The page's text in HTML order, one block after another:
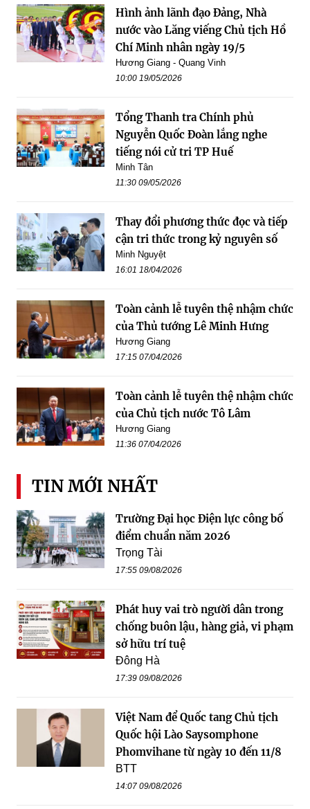
Hình ảnh lãnh đạo Đảng, Nhà
nước vào Lăng viếng Chủ tịch Hồ
Chí Minh nhân ngày 19/5
Hương Giang - Quang Vinh
10:00 19/05/2026
Tổng Thanh tra Chính phủ
Nguyễn Quốc Đoàn lắng nghe
tiếng nói cử tri TP Huế
Minh Tân
11:30 09/05/2026
Thay đổi phương thức đọc và tiếp
cận tri thức trong kỷ nguyên số
Minh Nguyệt
16:01 18/04/2026
Toàn cảnh lễ tuyên thệ nhậm chức
của Thủ tướng Lê Minh Hưng
Hương Giang
17:15 07/04/2026
Toàn cảnh lễ tuyên thệ nhậm chức
của Chủ tịch nước Tô Lâm
Hương Giang
11:36 07/04/2026
TIN MỚI NHẤT
Trường Đại học Điện lực công bố
điểm chuẩn năm 2026
Trọng Tài
17:55 09/08/2026
Phát huy vai trò người dân trong
chống buôn lậu, hàng giả, vi phạm
sở hữu trí tuệ
Đông Hà
17:39 09/08/2026
Việt Nam để Quốc tang Chủ tịch
Quốc hội Lào Saysomphone
Phomvihane từ ngày 10 đến 11/8
BTT
14:07 09/08/2026